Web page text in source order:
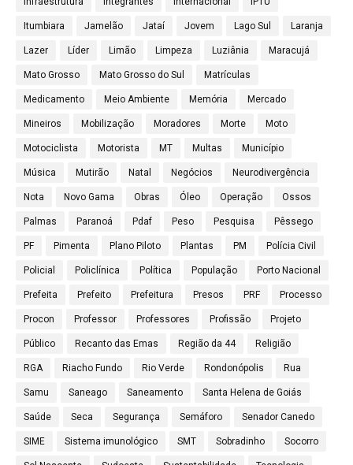
Itumbiara Jamelão Jataí Jovem Lago Sul Laranja
Lazer Líder Limão Limpeza Luziânia Maracujá
Mato Grosso Mato Grosso do Sul Matrículas
Medicamento Meio Ambiente Memória Mercado
Mineiros Mobilização Moradores Morte Moto
Motociclista Motorista MT Multas Município
Música Mutirão Natal Negócios Neurodivergência
Nota Novo Gama Obras Óleo Operação Ossos
Palmas Paranoá Pdaf Peso Pesquisa Pêssego
PF Pimenta Plano Piloto Plantas PM Polícia Civil
Policial Policlínica Política População Porto Nacional
Prefeita Prefeito Prefeitura Presos PRF Processo
Procon Professor Professores Profissão Projeto
Público Recanto das Emas Região da 44 Religião
RGA Riacho Fundo Rio Verde Rondonópolis Rua
Samu Saneago Saneamento Santa Helena de Goiás
Saúde Seca Segurança Semáforo Senador Canedo
SIME Sistema imunológico SMT Sobradinho Socorro